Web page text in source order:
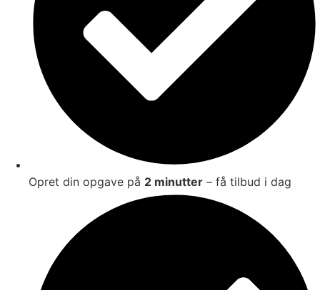
Opret din opgave på 2 minutter – få tilbud i dag